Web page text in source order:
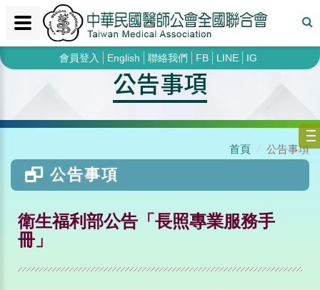
會員登入 English 聯絡我們 FB LINE IG
公告事項
首頁 公告事項
公告事項
衛生福利部公告「長照專業服務手
冊」